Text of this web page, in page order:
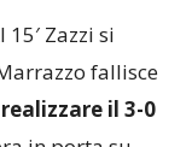
Zazzi si
fallisce